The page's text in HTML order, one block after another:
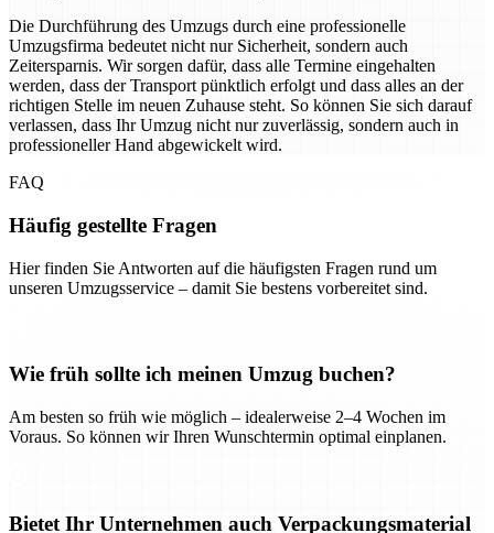
Die Durchführung des Umzugs durch eine professionelle
Umzugsfirma bedeutet nicht nur Sicherheit, sondern auch
Zeitersparnis. Wir sorgen dafür, dass alle Termine eingehalten
werden, dass der Transport pünktlich erfolgt und dass alles an der
richtigen Stelle im neuen Zuhause steht. So können Sie sich darauf
verlassen, dass Ihr Umzug nicht nur zuverlässig, sondern auch in
professioneller Hand abgewickelt wird.
FAQ
Häufig gestellte Fragen
Hier finden Sie Antworten auf die häufigsten Fragen rund um
unseren Umzugsservice – damit Sie bestens vorbereitet sind.
Wie früh sollte ich meinen Umzug buchen?
Am besten so früh wie möglich – idealerweise 2–4 Wochen im
Voraus. So können wir Ihren Wunschtermin optimal einplanen.
Bietet Ihr Unternehmen auch Verpackungsmaterial